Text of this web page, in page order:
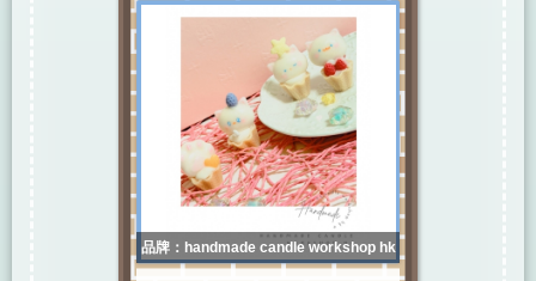
品牌：handmade candle workshop hk